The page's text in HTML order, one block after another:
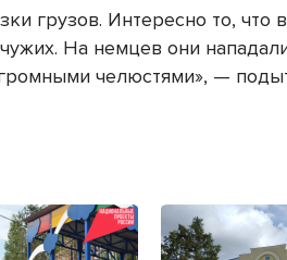
грузов. Интересно то,
На немцев они
челюстями», —